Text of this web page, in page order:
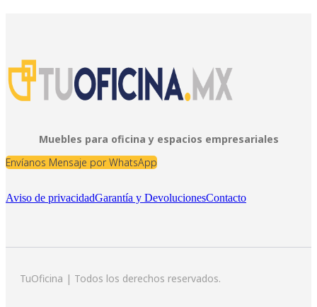
Muebles para oficina y espacios empresariales
Envíanos Mensaje por WhatsApp
Aviso de privacidadGarantía y DevolucionesContacto
TuOficina | Todos los derechos reservados.